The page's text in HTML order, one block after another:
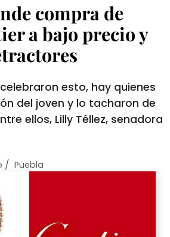
compra de
a bajo precio y
esto, hay quienes
del joven y lo tacharon de
ellos, Lilly Téllez, senadora
/ Puebla